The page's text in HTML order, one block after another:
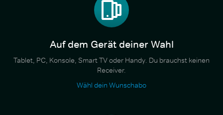
Auf dem Gerät deiner Wahl
Tablet, PC, Konsole, Smart TV oder Handy. Du brauchst keinen
Receiver.
Wähl dein Wunschabo